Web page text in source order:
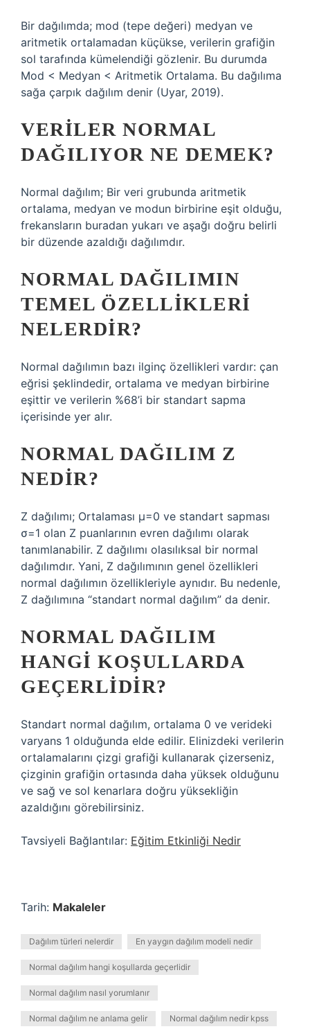
Bir dağılımda; mod (tepe değeri) medyan ve
aritmetik ortalamadan küçükse, verilerin grafiğin
sol tarafında kümelendiği gözlenir. Bu durumda
Mod < Medyan < Aritmetik Ortalama. Bu dağılıma
sağa çarpık dağılım denir (Uyar, 2019).
VERILER NORMAL
DAĞILIYOR NE DEMEK?
Normal dağılım; Bir veri grubunda aritmetik
ortalama, medyan ve modun birbirine eşit olduğu,
frekansların buradan yukarı ve aşağı doğru belirli
bir düzende azaldığı dağılımdır.
NORMAL DAĞILIMIN
TEMEL ÖZELLIKLERI
NELERDIR?
Normal dağılımın bazı ilginç özellikleri vardır: çan
eğrisi şeklindedir, ortalama ve medyan birbirine
eşittir ve verilerin %68’i bir standart sapma
içerisinde yer alır.
NORMAL DAĞILIM Z
NEDIR?
Z dağılımı; Ortalaması µ=0 ve standart sapması
σ=1 olan Z puanlarının evren dağılımı olarak
tanımlanabilir. Z dağılımı olasılıksal bir normal
dağılımdır. Yani, Z dağılımının genel özellikleri
normal dağılımın özellikleriyle aynıdır. Bu nedenle,
Z dağılımına “standart normal dağılım” da denir.
NORMAL DAĞILIM
HANGI KOŞULLARDA
GEÇERLIDIR?
Standart normal dağılım, ortalama 0 ve verideki
varyans 1 olduğunda elde edilir. Elinizdeki verilerin
ortalamalarını çizgi grafiği kullanarak çizerseniz,
çizginin grafiğin ortasında daha yüksek olduğunu
ve sağ ve sol kenarlara doğru yüksekliğin
azaldığını görebilirsiniz.
Tavsiyeli Bağlantılar: Eğitim Etkinliği Nedir
Tarih: Makaleler
Dağılım türleri nelerdir En yaygın dağılım modeli nedir
Normal dağılım hangi koşullarda geçerlidir
Normal dağılım nasıl yorumlanır
Normal dağılım ne anlama gelir Normal dağılım nedir kpss